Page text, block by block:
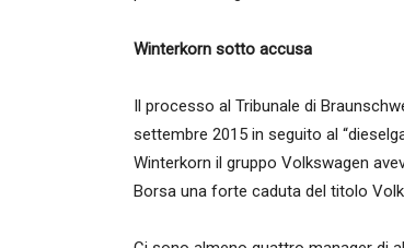
Winterkorn sotto accusa
Il processo al Tribunale di
settembre 2015 in seguito al
Winterkorn il gruppo Volkswagen
Borsa una forte caduta del titolo